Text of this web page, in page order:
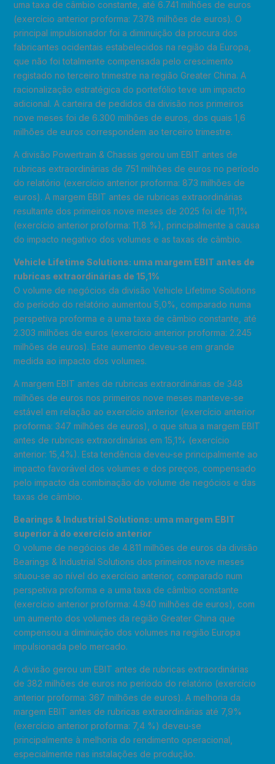
uma taxa de câmbio constante, até 6.741 milhões de euros
(exercício anterior proforma: 7.378 milhões de euros). O
principal impulsionador foi a diminuição da procura dos
fabricantes ocidentais estabelecidos na região da Europa,
que não foi totalmente compensada pelo crescimento
registado no terceiro trimestre na região Greater China. A
racionalização estratégica do portefólio teve um impacto
adicional. A carteira de pedidos da divisão nos primeiros
nove meses foi de 6.300 milhões de euros, dos quais 1,6
milhões de euros correspondem ao terceiro trimestre.
A divisão Powertrain & Chassis gerou um EBIT antes de
rubricas extraordinárias de 751 milhões de euros no período
do relatório (exercício anterior proforma: 873 milhões de
euros). A margem EBIT antes de rubricas extraordinárias
resultante dos primeiros nove meses de 2025 foi de 11,1%
(exercício anterior proforma: 11,8 %), principalmente a causa
do impacto negativo dos volumes e as taxas de câmbio.
Vehicle Lifetime Solutions: uma margem EBIT antes de
rubricas extraordinárias de 15,1%
O volume de negócios da divisão Vehicle Lifetime Solutions
do período do relatório aumentou 5,0%, comparado numa
perspetiva proforma e a uma taxa de câmbio constante, até
2.303 milhões de euros (exercício anterior proforma: 2.245
milhões de euros). Este aumento deveu-se em grande
medida ao impacto dos volumes.
A margem EBIT antes de rubricas extraordinárias de 348
milhões de euros nos primeiros nove meses manteve-se
estável em relação ao exercício anterior (exercício anterior
proforma: 347 milhões de euros), o que situa a margem EBIT
antes de rubricas extraordinárias em 15,1% (exercício
anterior: 15,4%). Esta tendência deveu-se principalmente ao
impacto favorável dos volumes e dos preços, compensado
pelo impacto da combinação do volume de negócios e das
taxas de câmbio.
Bearings & Industrial Solutions: uma margem EBIT
superior à do exercício anterior
O volume de negócios de 4.811 milhões de euros da divisão
Bearings & Industrial Solutions dos primeiros nove meses
situou-se ao nível do exercício anterior, comparado num
perspetiva proforma e a uma taxa de câmbio constante
(exercício anterior proforma: 4.940 milhões de euros), com
um aumento dos volumes da região Greater China que
compensou a diminuição dos volumes na região Europa
impulsionada pelo mercado.
A divisão gerou um EBIT antes de rubricas extraordinárias
de 382 milhões de euros no período do relatório (exercício
anterior proforma: 367 milhões de euros). A melhoria da
margem EBIT antes de rubricas extraordinárias até 7,9%
(exercício anterior proforma: 7,4 %) deveu-se
principalmente à melhoria do rendimento operacional,
especialmente nas instalações de produção.